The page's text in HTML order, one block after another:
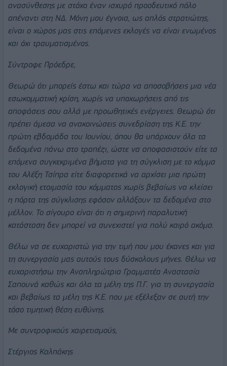
ανασύνθεσης με στόχο έναν ισχυρό προοδευτικό πόλο
απέναντι στη ΝΔ. Μόνη μου έγνοια, ως απλός στρατιώτης,
είναι ο χώρος μας στις επόμενες εκλογές να είναι ενωμένος
και όχι τραυματισμένος.
Σύντροφε Πρόεδρε,
Θεωρώ ότι μπορείς έστω και τώρα να αποσοβήσεις μια νέα
εσωκομματική κρίση, χωρίς να υποχωρήσεις από τις
αποφάσεις σου αλλά με προωθητικές ενέργειες. Θεωρώ ότι
πρέπει άμεσα να ανακοινώσεις συνεδρίαση της Κ.Ε. την
πρώτη εβδομάδα του Ιουνίου, όπου θα υπάρχουν όλα τα
δεδομένα πάνω στο τραπέζι, ώστε να αποφασιστούν είτε τα
επόμενα συγκεκριμένα βήματα για τη σύγκλιση με το κόμμα
του Αλέξη Τσίπρα είτε διαφορετικά να αρχίσει μια πρώτη
εκλογική ετοιμασία του κόμματος χωρίς βεβαίως να κλείσει
η πόρτα της σύγκλισης εφόσον αλλάξουν τα δεδομένα στο
μέλλον. Το σίγουρο είναι ότι η σημερινή παραλυτική
κατάσταση δεν μπορεί να συνεχιστεί για πολύ καιρό ακόμα.
Θέλω να σε ευχαριστώ για την τιμή που μου έκανες και για
τη συνεργασία μας αυτούς τους δύσκολους μήνες. Θέλω να
ευχαριστήσω την Αναπληρώτρια Γραμματέα Αναστασία
Σαπουνά καθώς και όλα τα μέλη της Π.Γ. για τη συνεργασία
και βεβαίως τα μέλη της Κ.Ε. που με εξέλεξαν σε αυτή την
τόσο τιμητική θέση ευθύνης.
Με συντροφικούς χαιρετισμούς,
Στέργιος Καλπάκης